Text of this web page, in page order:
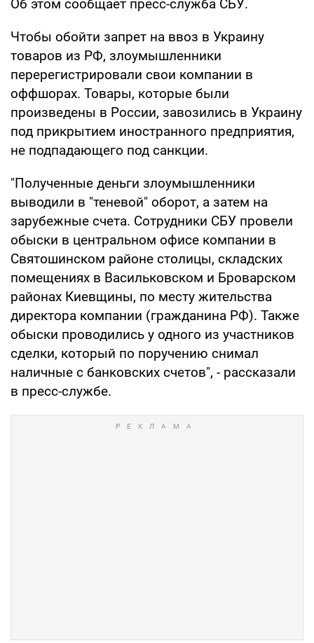
Об этом сообщает пресс-служба СБУ.
Чтобы обойти запрет на ввоз в Украину
товаров из РФ, злоумышленники
перерегистрировали свои компании в
оффшорах. Товары, которые были
произведены в России, завозились в Украину
под прикрытием иностранного предприятия,
не подпадающего под санкции.
"Полученные деньги злоумышленники
выводили в "теневой" оборот, а затем на
зарубежные счета. Сотрудники СБУ провели
обыски в центральном офисе компании в
Святошинском районе столицы, складских
помещениях в Васильковском и Броварском
районах Киевщины, по месту жительства
директора компании (гражданина РФ). Также
обыски проводились у одного из участников
сделки, который по поручению снимал
наличные с банковских счетов", - рассказали
в пресс-службе.